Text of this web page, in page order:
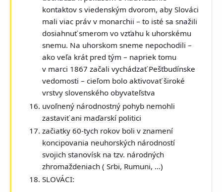
kontaktov s viedenským dvorom, aby Slováci
mali viac práv v monarchii – to isté sa snažili
dosiahnuť smerom vo vzťahu k uhorskému
snemu. Na uhorskom sneme nepochodili –
ako veľa krát pred tým – napriek tomu
v marci 1867 začali vychádzaťPešťbudínske
vedomosti – cieľom bolo aktivovať široké
vrstvy slovenského obyvateľstva
uvoľnený národnostný pohyb nemohli
zastaviť ani maďarskí politici
začiatky 60-tych rokov boli v znamení
koncipovania neuhorských národností
svojich stanovísk na tzv. národných
zhromaždeniach( Srbi, Rumuni, …)
SLOVÁCI: